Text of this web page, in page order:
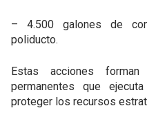
– 4.500 galones de
poliducto.
Estas acciones
permanentes que
proteger los recursos